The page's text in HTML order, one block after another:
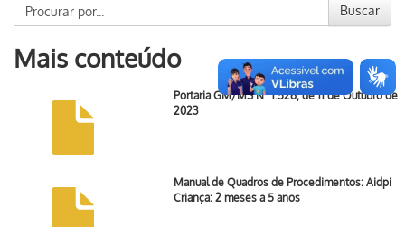
Buscar
Mais conteúdo
Portaria GM/MS Nº 1.526, de 11 de Outubro de
2023
Manual de Quadros de Procedimentos: Aidpi
Criança: 2 meses a 5 anos